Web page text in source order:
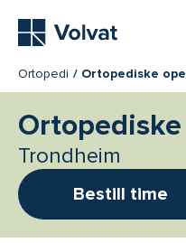
Ortopedi Ortopediske
Trondheim
Bestill time